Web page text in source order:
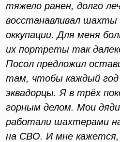
тяжело ранен, долго
восстанавливал шахты
оккупации. Для меня
их портреты так
Посол предложил
там, чтобы каждый
эквадорцы. Я в трёх
горным делом. Мои
работали шахтерами
на СВО. И мне кажется,